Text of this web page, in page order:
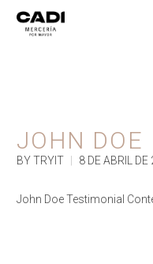
JOHN DOE
BY TRYIT 8 DE ABRIL DE
John Doe Testimonial